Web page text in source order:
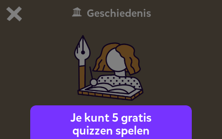
Dit is de gratis demo van Squla.
Bestel nu
0 1
Geschiedenis
Anne Frank
Je kunt 5 gratis
quizzen spelen